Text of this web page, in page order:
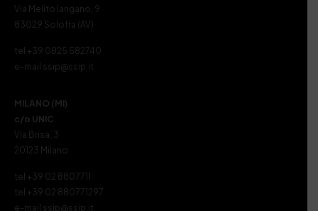
Via Melito Iangano, 9
83029 Solofra (AV)
tel +39 0825 582740
e-mail ssip@ssip.it
MILANO (MI)
c/o UNIC
Via Brisa, 3
20123 Milano
tel +39 02 8807711
tel +39 02 880771297
e-mail ssip@ssip.it